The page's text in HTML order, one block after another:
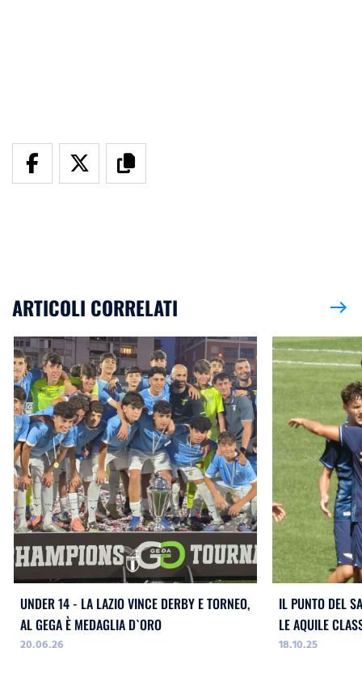
ARTICOLI CORRELATI east
UNDER 14 - LA LAZIO VINCE DERBY E TORNEO,
AL GEGA È MEDAGLIA D`ORO
20.06.26
IL PUNTO DEL
LE AQUILE
18.10.25